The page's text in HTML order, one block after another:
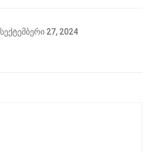
სექტემბერი 27, 2024